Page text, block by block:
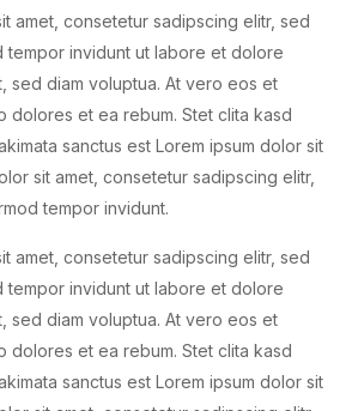
amet, consetetur sadipscing elitr, sed
tempor invidunt ut labore et dolore
sed diam voluptua. At vero eos et
dolores et ea rebum. Stet clita kasd
sanctus est Lorem ipsum dolor sit
sit amet, consetetur sadipscing elitr,
tempor invidunt.
amet, consetetur sadipscing elitr, sed
tempor invidunt ut labore et dolore
sed diam voluptua. At vero eos et
dolores et ea rebum. Stet clita kasd
sanctus est Lorem ipsum dolor sit